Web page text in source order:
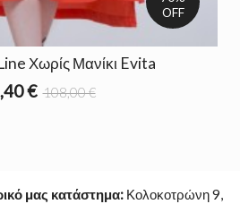
OFF
Χωρίς Μανίκι Evita
€ 108,00 €
μας κατάστημα: Κολοκοτρώνη 9,